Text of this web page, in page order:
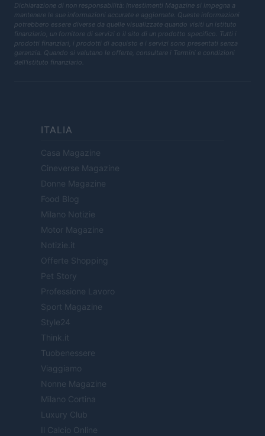
Dichiarazione di non responsabilità: Investimenti Magazine si impegna a
mantenere le sue informazioni accurate e aggiornate. Queste informazioni
potrebbero essere diverse da quelle visualizzate quando visiti un istituto
finanziario, un fornitore di servizi o il sito di un prodotto specifico. Tutti i
prodotti finanziari, i prodotti di acquisto e i servizi sono presentati senza
garanzia. Quando si valutano le offerte, consultare i Termini e condizioni
dell'istituto finanziario.
ITALIA
Casa Magazine
Cineverse Magazine
Donne Magazine
Food Blog
Milano Notizie
Motor Magazine
Notizie.it
Offerte Shopping
Pet Story
Professione Lavoro
Sport Magazine
Style24
Think.it
Tuobenessere
Viaggiamo
Nonne Magazine
Milano Cortina
Luxury Club
Il Calcio Online